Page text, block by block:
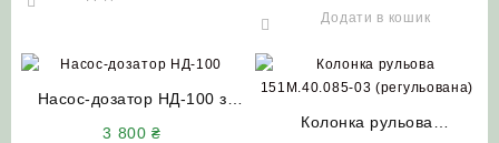
Додати в кошик
Насос-дозатор НД-100 з
3 800₴
Колонка рульова